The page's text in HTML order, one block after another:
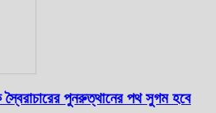
পুনরুত্থানের পথ সুগম হবে